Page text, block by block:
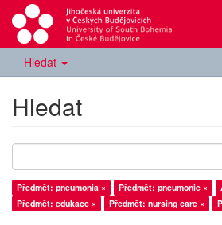
Hledat
Hledat
Předmět: pneumonia × Předmět: pneumonie ×
Předmět: edukace ×
Předmět: nursing care ×